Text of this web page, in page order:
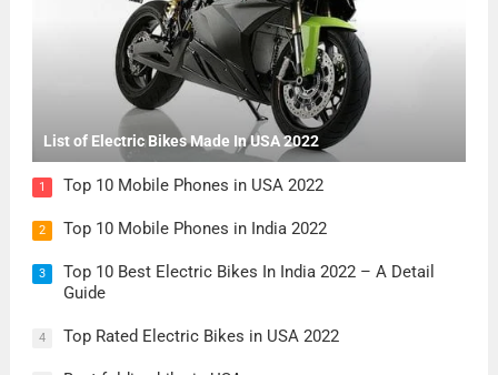
List of Electric Bikes Made In USA 2022
1 Top 10 Mobile Phones in USA 2022
2 Top 10 Mobile Phones in India 2022
3
Top 10 Best Electric Bikes In India 2022 – A Detail
Guide
4 Top Rated Electric Bikes in USA 2022